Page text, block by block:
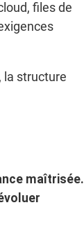
files de
la structure
maîtrisée.